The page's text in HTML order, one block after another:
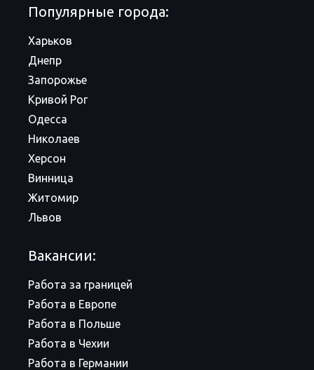
Популярные города:
Харьков
Днепр
Запорожье
Кривой Рог
Одесса
Николаев
Херсон
Винница
Житомир
Львов
Вакансии:
Работа за границей
Работа в Европе
Работа в Польше
Работа в Чехии
Работа в Германии